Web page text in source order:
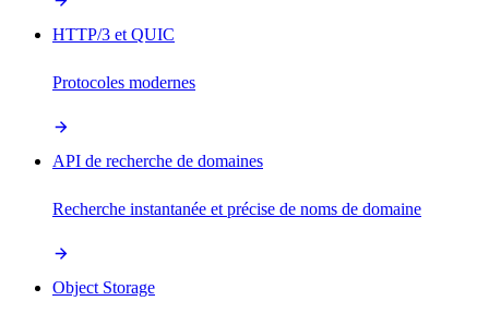
HTTP/3 et QUIC
Protocoles modernes
API de recherche de domaines
Recherche instantanée et précise de noms de domaine
Object Storage